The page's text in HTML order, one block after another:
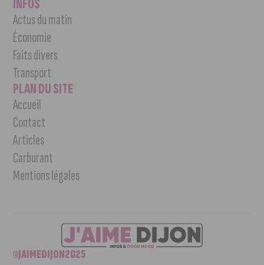
INFOS
Actus du matin
Économie
Faits divers
Transport
PLAN DU SITE
Accueil
Contact
Articles
Carburant
Mentions légales
©JAIMEDIJON2025